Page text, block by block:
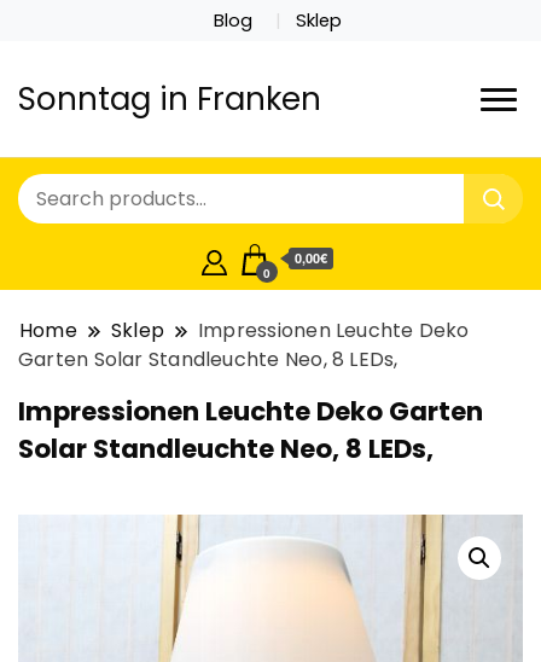
Blog Sklep
Sonntag in Franken
0
0,00€
Home Sklep
Impressionen Leuchte Deko
Garten Solar Standleuchte Neo, 8 LEDs,
Impressionen Leuchte Deko Garten
Solar Standleuchte Neo, 8 LEDs,